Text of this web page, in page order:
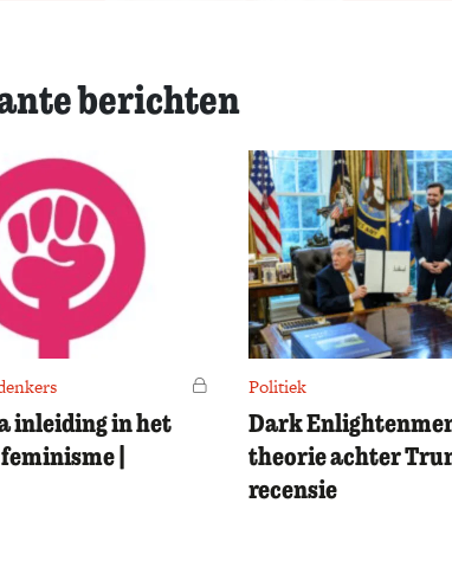
berichten
Voor leden
inleiding in het
|
Politiek
Dark
theorie achter
recensie